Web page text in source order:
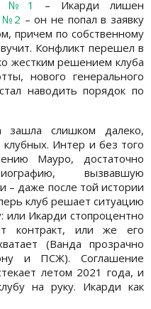
№1
– Икарди лишен
№2 – он не попал в заявку
причем по собственному
Конфликт перешел в
жестким решением клуба
нового генерального
наводить порядок по
зашла слишком далеко,
Интер и без того
Мауро, достаточно
вызвавшую
– даже после той истории
клуб решает ситуацию
или Икарди стопроцентно
контракт, или же его
(Ванда прозрачно
и ПСЖ). Соглашение
летом 2021 года, и
на руку. Икарди как